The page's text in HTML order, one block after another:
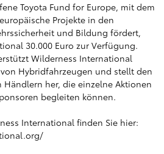
Toyota Fund for Europe, mit dem
Projekte in den
und Bildung fördert,
30.000 Euro zur Verfügung.
Wilderness International
Hybridfahrzeugen und stellt den
Händlern her, die einzelne Aktionen
begleiten können.
International finden Sie hier: